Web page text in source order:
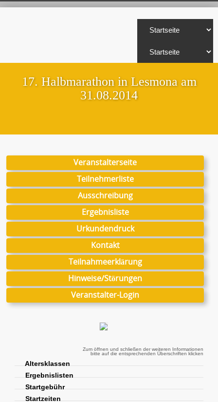
17. Halbmarathon in Lesmona am
31.08.2014
Veranstalterseite
Teilnehmerliste
Ausschreibung
Ergebnisliste
Urkundendruck
Kontakt
Teilnahmeerklärung
Hinweise/Störungen
Veranstalter-Login
Zum öffnen und schließen der weiteren Informationen
bitte auf die entsprechenden Überschriften klicken
Altersklassen
Ergebnislisten
Startgebühr
Startzeiten